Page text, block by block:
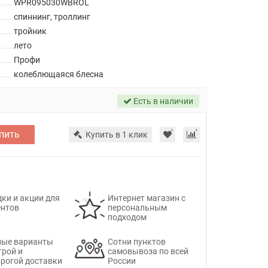
WPR095030WBROL
спиннинг, троллинг
тройник
лето
Профи
колеблющаяся блесна
Есть в наличии
Купить в 1 клик
и акции для
Интернет магазин с
персональным
подходом
варианты
и
доставки
Сотни пунктов
самовывоза по всей
России